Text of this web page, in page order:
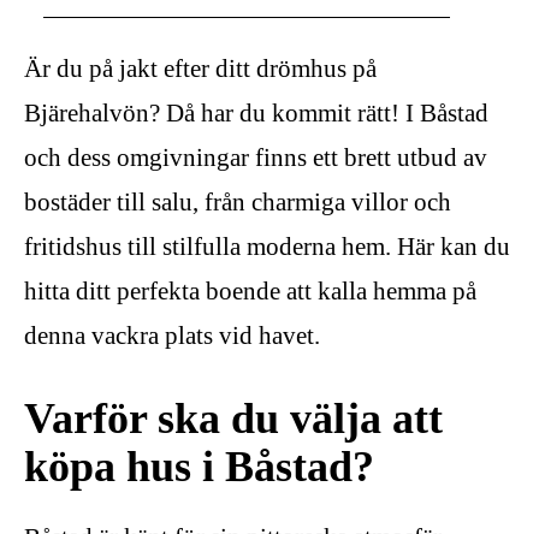
Är du på jakt efter ditt drömhus på
Bjärehalvön? Då har du kommit rätt! I Båstad
och dess omgivningar finns ett brett utbud av
bostäder till salu, från charmiga villor och
fritidshus till stilfulla moderna hem. Här kan du
hitta ditt perfekta boende att kalla hemma på
denna vackra plats vid havet.
Varför ska du välja att
köpa hus i Båstad?